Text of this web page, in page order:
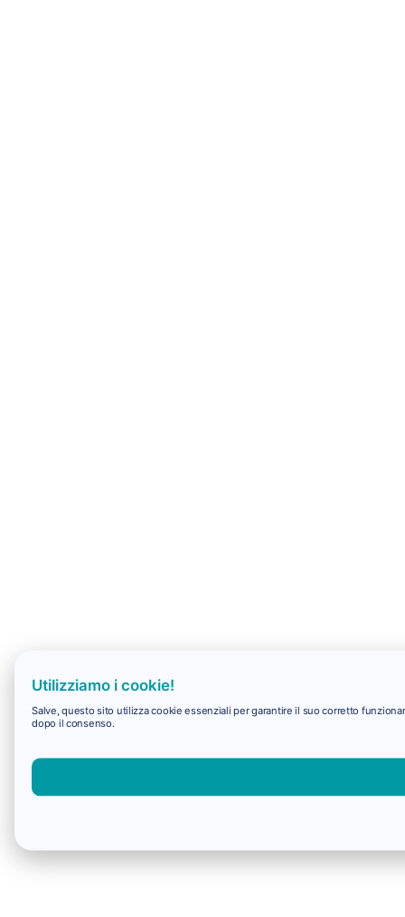
Utilizziamo i cookie!
Salve, questo sito utilizza cookie essenziali per garantire il suo corretto
dopo il consenso.